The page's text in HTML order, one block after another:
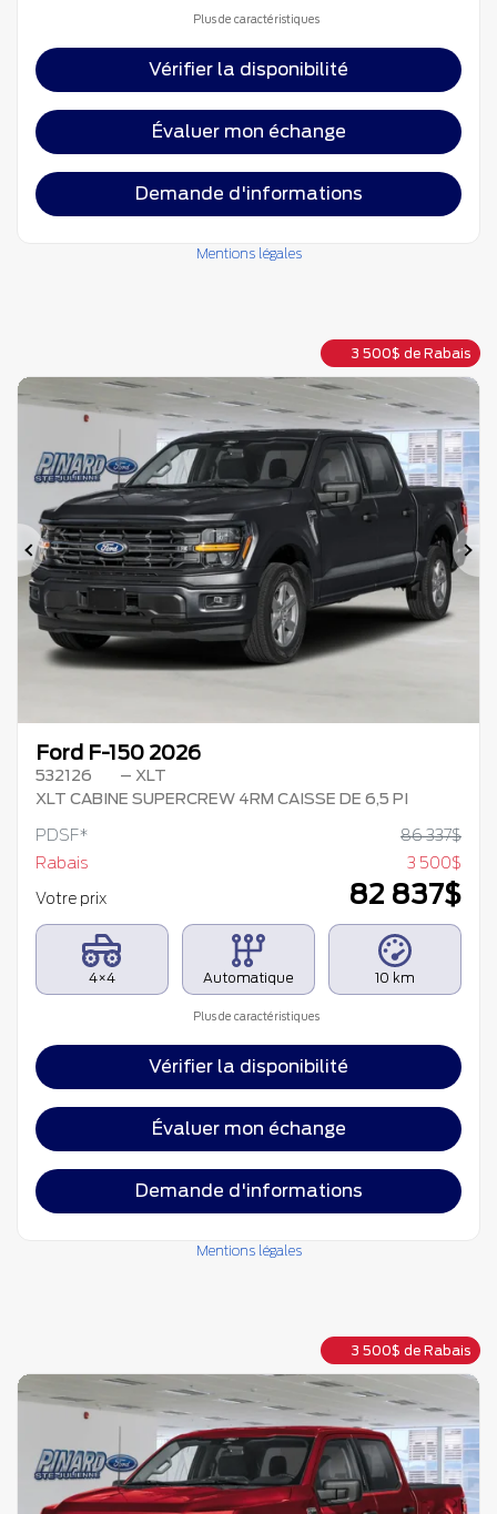
Plus de caractéristiques
Vérifier la disponibilité
Évaluer mon échange
Demande d'informations
Mentions légales
3 500$ de Rabais
Précédent
Ford F-150 2026
532126
– XLT
XLT CABINE SUPERCREW 4RM CAISSE DE 6,5 PI
PDSF* 86 337$
Rabais
3 500$
Votre prix
82 837$
4×4 Automatique 10 km
Plus de caractéristiques
Vérifier la disponibilité
Évaluer mon échange
Demande d'informations
Mentions légales
3 500$ de Rabais